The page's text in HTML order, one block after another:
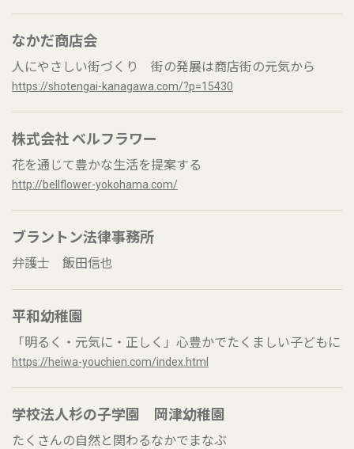
なかだ商店会
人にやさしい街づくり 街の発展は商店街の元気から
https://shotengai-kanagawa.com/?p=15430
株式会社 ベルフラワー
花を通じて豊かな生活を提案する
http://bellflower-yokohama.com/
ブラントン法律事務所
弁護士 飯田信也
平和幼稚園
「明るく・元気に・正しく」心豊かでたくましい子どもに
https://heiwa-youchien.com/index.html
学校法人杉の子学園 岡津幼稚園
たくさんの自然と関わるなかでまなぶ